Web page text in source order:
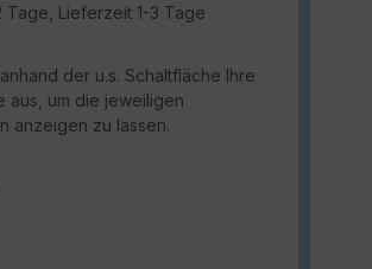
Tage, Lieferzeit 1-3 Tage
der u.s. Schaltfläche Ihre
aus, um die jeweiligen
anzeigen zu lassen.